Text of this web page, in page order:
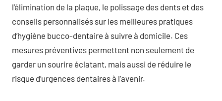
l’élimination de la plaque, le polissage des dents et des
conseils personnalisés sur les meilleures pratiques
d’hygiène bucco-dentaire à suivre à domicile. Ces
mesures préventives permettent non seulement de
garder un sourire éclatant, mais aussi de réduire le
risque d’urgences dentaires à l’avenir.